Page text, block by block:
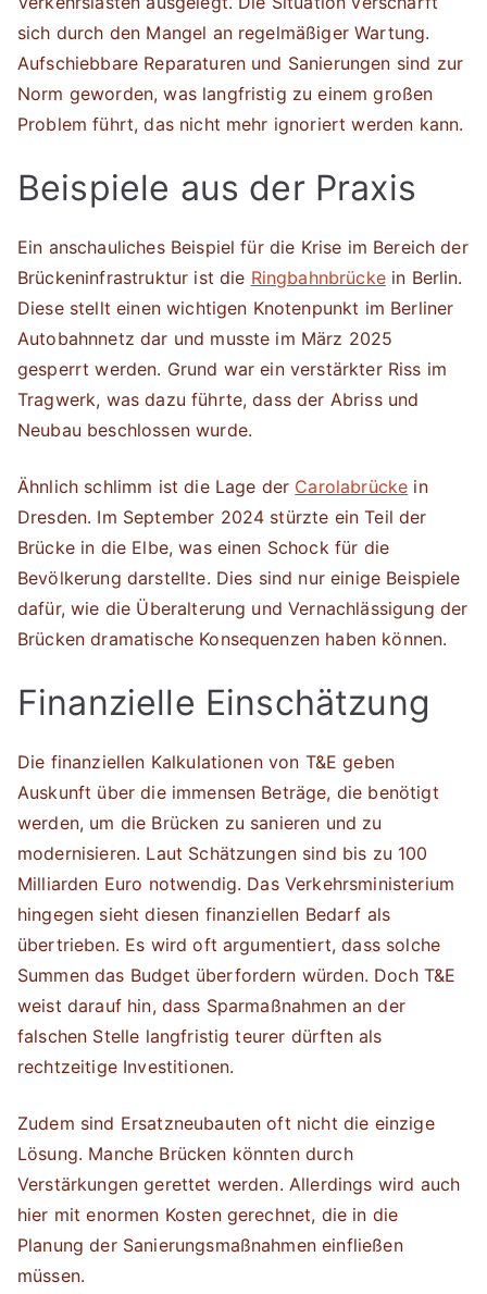
sich durch den Mangel an regelmäßiger Wartung.
Aufschiebbare Reparaturen und Sanierungen sind zur
Norm geworden, was langfristig zu einem großen
Problem führt, das nicht mehr ignoriert werden kann.
Beispiele aus der Praxis
Ein anschauliches Beispiel für die Krise im Bereich der
Brückeninfrastruktur ist die Ringbahnbrückein Berlin.
Diese stellt einen wichtigen Knotenpunkt im Berliner
Autobahnnetz dar und musste im März 2025
gesperrt werden. Grund war ein verstärkter Riss im
Tragwerk, was dazu führte, dass der Abriss und
Neubau beschlossen wurde.
Ähnlich schlimm ist die Lage der Carolabrücke in
Dresden. Im September 2024 stürzte ein Teil der
Brücke in die Elbe, was einen Schock für die
Bevölkerung darstellte. Dies sind nur einige Beispiele
dafür, wie die Überalterung und Vernachlässigung der
Brücken dramatische Konsequenzen haben können.
Finanzielle Einschätzung
Die finanziellen Kalkulationen von T&E geben
Auskunft über die immensen Beträge, die benötigt
werden, um die Brücken zu sanieren und zu
modernisieren. Laut Schätzungen sind bis zu 100
Milliarden Euro notwendig. Das Verkehrsministerium
hingegen sieht diesen finanziellen Bedarf als
übertrieben. Es wird oft argumentiert, dass solche
Summen das Budget überfordern würden. Doch T&E
weist darauf hin, dass Sparmaßnahmen an der
falschen Stelle langfristig teurer dürften als
rechtzeitige Investitionen.
Zudem sind Ersatzneubauten oft nicht die einzige
Lösung. Manche Brücken könnten durch
Verstärkungen gerettet werden. Allerdings wird auch
hier mit enormen Kosten gerechnet, die in die
Planung der Sanierungsmaßnahmen einfließen
müssen.